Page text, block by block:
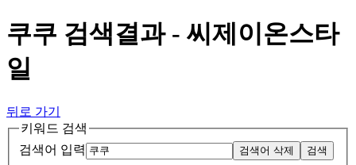
쿠쿠 검색결과 - 씨제이온스타
일
뒤로 가기
키워드 검색
검색어 입력
검색어 삭제 검색